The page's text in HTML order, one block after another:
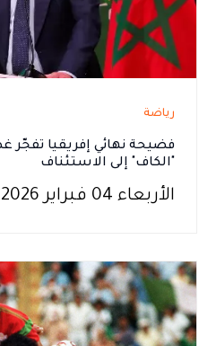
رياضة
فضيحة نهائي إفريقيا تفجّر
"الكاف" إلى الاستئناف
الأربعاء 04 فبراير 2026